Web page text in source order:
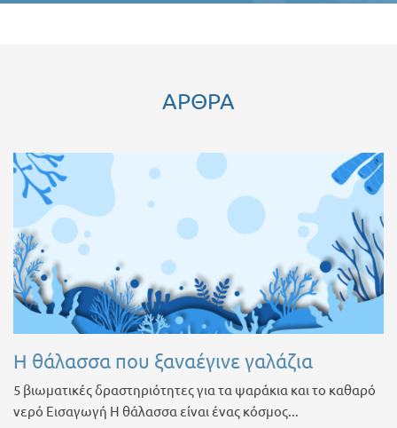
ΑΡΘΡΑ
Η θάλασσα που ξαναέγινε γαλάζια
5 βιωματικές δραστηριότητες για τα ψαράκια και το καθαρό
νερό Εισαγωγή Η θάλασσα είναι ένας κόσμος...